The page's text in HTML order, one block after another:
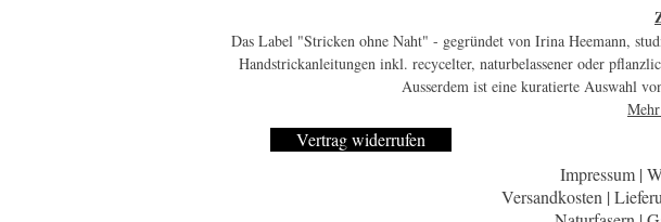
Das Label "Stricken ohne Naht" - gegründet von Irina Heemann,
Handstrickanleitungen inkl. recycelter, naturbelassener oder
Ausserdem ist eine kuratierte Auswahl
Vertrag widerrufen
Impressum |
Versandkosten |